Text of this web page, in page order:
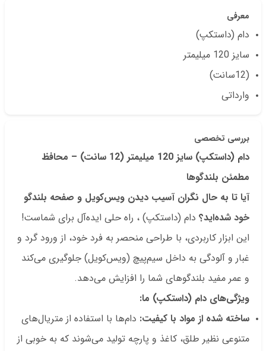
معرفی
دام (داستکپ)
سایز 120 میلیمتر
(12سانت)
وارداتی
بررسی تخصصی
دام (داستکپ) سایز 120 میلیمتر (12 سانت) – محافظ
مطمئن بلندگوها
آیا تا به حال نگران آسیب دیدن ویس‌کویل و صفحه بلندگو
خود شده‌اید؟ دام (داستکپ) ، راه حلی ایده‌آل برای شماست!
این ابزار کاربردی، با طراحی منحصر به فرد خود، از ورود گرد و
غبار و آلودگی به داخل سیم‌پیچ (ویس‌کویل) جلوگیری می‌کند
و عمر مفید بلندگوهای شما را افزایش می‌دهد.
ویژگی‌های دام (داستکپ) ما:
ساخته شده از مواد با کیفیت: دام‌ها با استفاده از متریال‌های
متنوعی نظیر طلق، کاغذ و پارچه تولید می‌شوند که به خوبی از